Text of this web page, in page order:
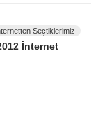
Seçtiklerimiz
İnternet